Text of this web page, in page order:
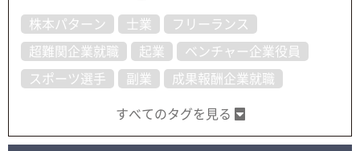
株本パターン 士業 フリーランス
超難関企業就職 起業 ベンチャー企業役員
スポーツ選手 副業 成果報酬企業就職
すべてのタグを見る